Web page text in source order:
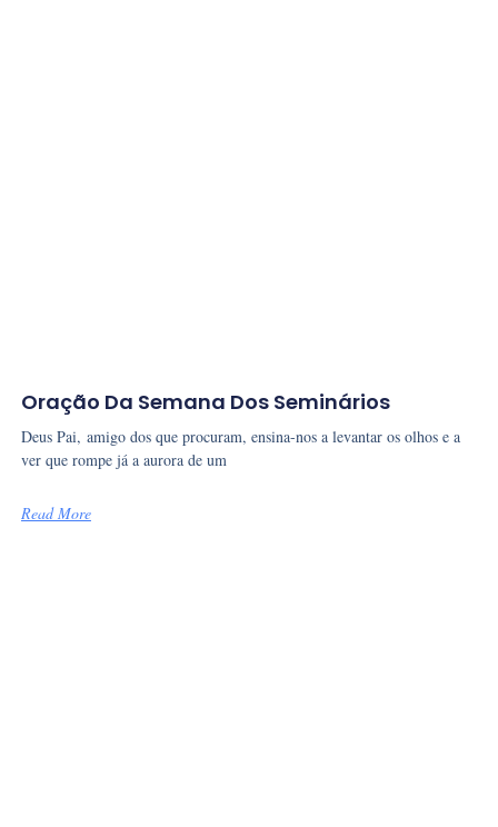
Oração Da Semana Dos Seminários
Deus Pai, amigo dos que procuram, ensina-nos a levantar os olhos e a
ver que rompe já a aurora de um
Read More